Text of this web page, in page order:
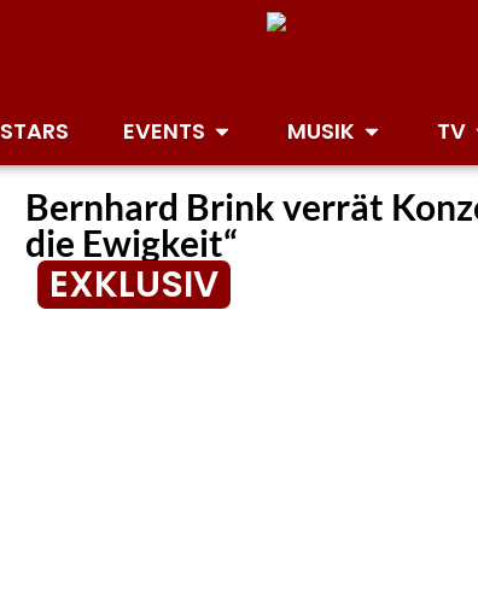
STARS EVENTS MUSIK TV
Bernhard Brink verrät
die Ewigkeit“
EXKLUSIV